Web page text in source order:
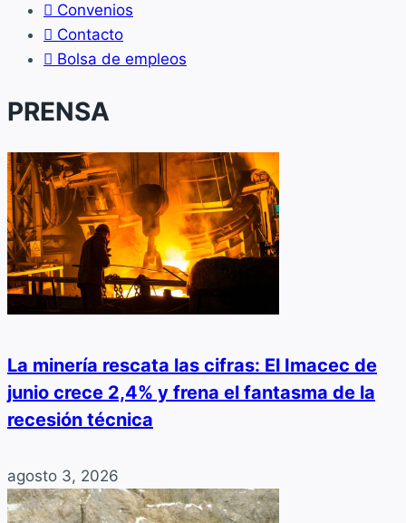
Convenios
Contacto
Bolsa de empleos
PRENSA
La minería rescata las cifras: El Imacec de
junio crece 2,4% y frena el fantasma de la
recesión técnica
agosto 3, 2026